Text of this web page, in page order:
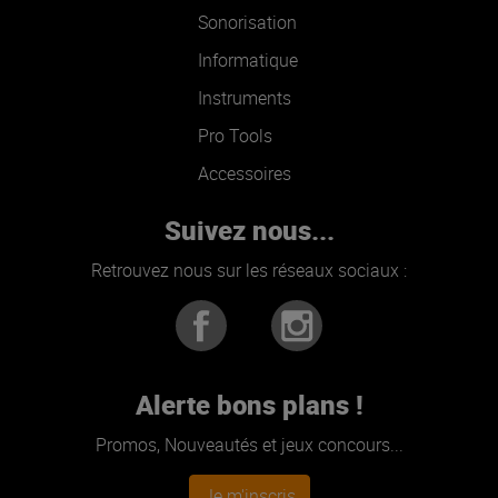
Sonorisation
Informatique
Instruments
Pro Tools
Accessoires
Suivez nous...
Retrouvez nous sur les réseaux sociaux :
Alerte bons plans !
Promos, Nouveautés et jeux concours...